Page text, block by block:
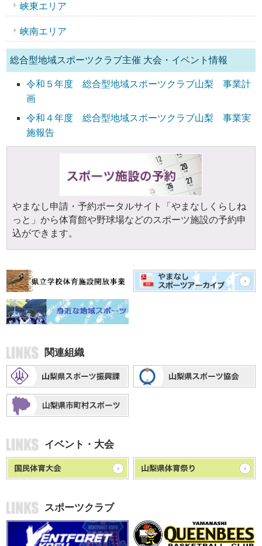
峡東エリア
峡南エリア
総合型地域スポーツクラブ主催 大会・イベント情報
令和５年度 総合型地域スポーツクラブ山梨 事業計
画
令和４年度 総合型地域スポーツクラブ山梨 事業実
施報告
やまなし申請・予約ポータルサイト「やまなしくらしね
っと」から体育館や野球場などのスポーツ施設の予約申
込ができます。
関連組織
イベント・大会
スポーツクラブ